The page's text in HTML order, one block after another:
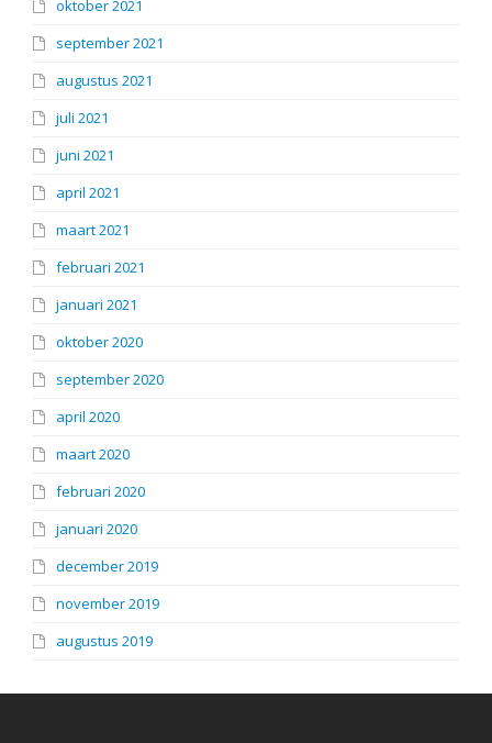
oktober 2021
september 2021
augustus 2021
juli 2021
juni 2021
april 2021
maart 2021
februari 2021
januari 2021
oktober 2020
september 2020
april 2020
maart 2020
februari 2020
januari 2020
december 2019
november 2019
augustus 2019